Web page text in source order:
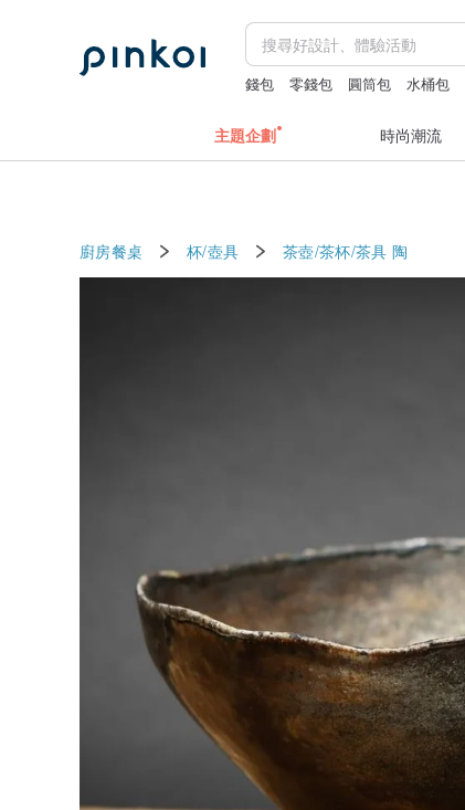
錢包 零錢包 圓筒包 水桶包
主題企劃 時尚潮流
廚房餐桌 杯/壺具 茶壺/茶杯/茶具 陶